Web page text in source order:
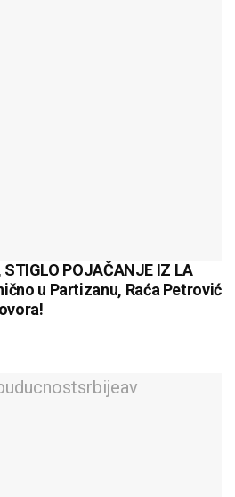
POJAČANJE IZ LA
u Partizanu, Raća Petrović